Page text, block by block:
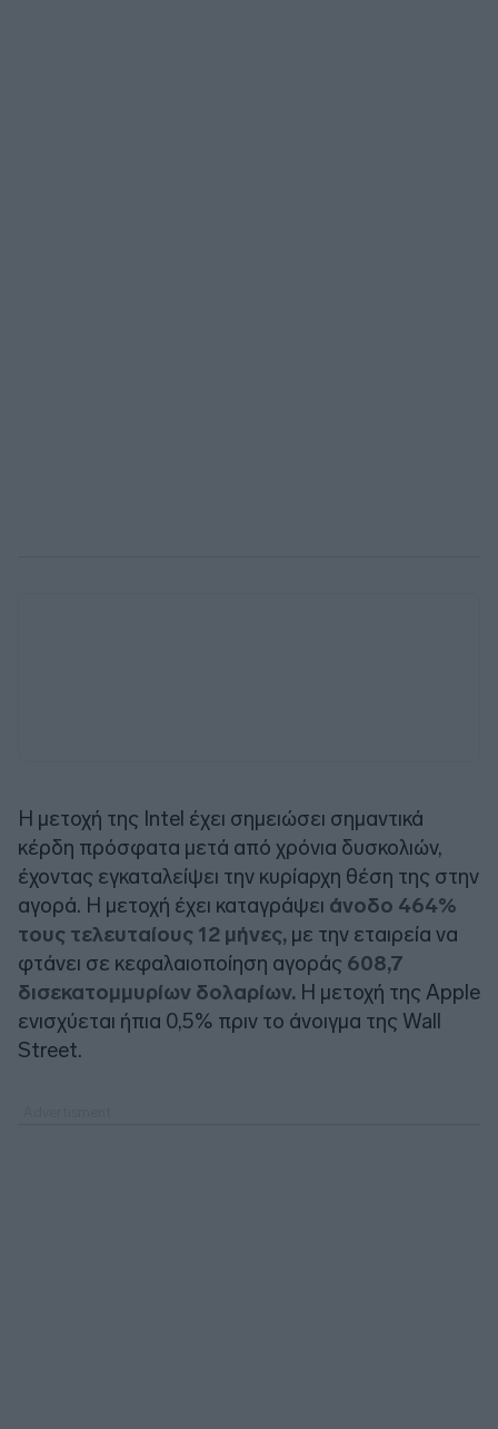
Η μετοχή της Intel έχει σημειώσει σημαντικά
κέρδη πρόσφατα μετά από χρόνια δυσκολιών,
έχοντας εγκαταλείψει την κυρίαρχη θέση της στην
αγορά. Η μετοχή έχει καταγράψει άνοδο 464%
τους τελευταίους 12 μήνες, με την εταιρεία να
φτάνει σε κεφαλαιοποίηση αγοράς 608,7
δισεκατομμυρίων δολαρίων. Η μετοχή της Apple
ενισχύεται ήπια 0,5% πριν το άνοιγμα της Wall
Street.